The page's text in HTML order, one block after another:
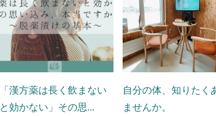
「漢方薬は長く飲まない
と効かない」その思...
自分の体、知りたく
ませんか。